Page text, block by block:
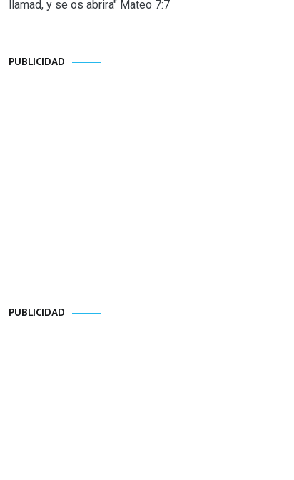
llamad, y se os abrira" Mateo 7:7
PUBLICIDAD
PUBLICIDAD